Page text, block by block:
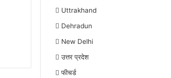
Uttrakhand
Dehradun
New Delhi
उत्तर प्रदेश
फीचर्ड